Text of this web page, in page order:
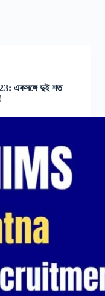
একসঙ্গে দুই শত